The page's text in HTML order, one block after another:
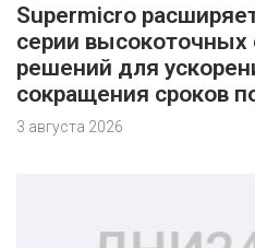
Supermicro
серии
решений для
сокращения сроков
3 августа 2026